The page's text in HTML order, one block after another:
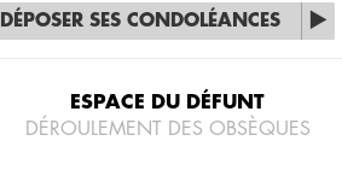
DÉPOSER SES CONDOLÉANCES
ESPACE DU DÉFUNT
DÉROULEMENT DES OBSÈQUES